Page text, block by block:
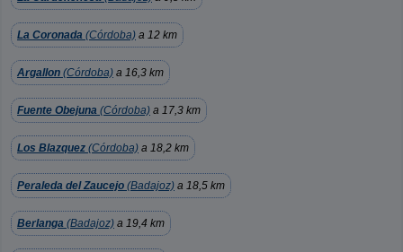
La Coronada (Córdoba) a 12 km
Argallon (Córdoba) a 16,3 km
Fuente Obejuna (Córdoba) a 17,3 km
Los Blazquez (Córdoba) a 18,2 km
Peraleda del Zaucejo (Badajoz) a 18,5 km
Berlanga (Badajoz) a 19,4 km